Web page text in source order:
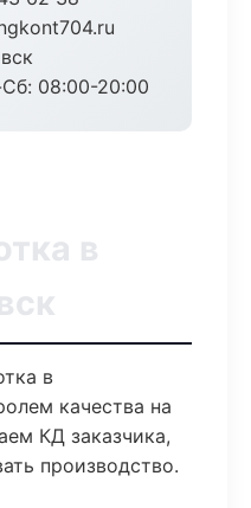
08:00-20:00
в
в
качества на
КД заказчика,
производство.